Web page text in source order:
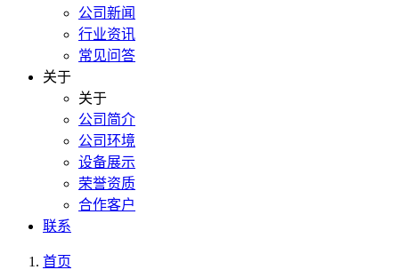
公司新闻
行业资讯
常见问答
关于
关于
公司简介
公司环境
设备展示
荣誉资质
合作客户
联系
首页